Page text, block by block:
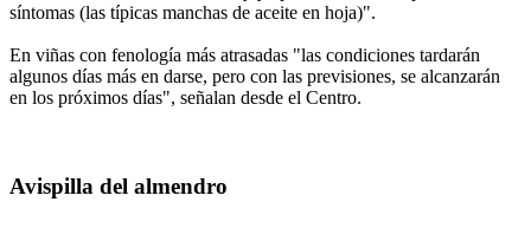
síntomas (las típicas manchas de aceite en hoja)".
En viñas con fenología más atrasadas "las condiciones tardarán
algunos días más en darse, pero con las previsiones, se alcanzarán
en los próximos días", señalan desde el Centro.
Avispilla del almendro